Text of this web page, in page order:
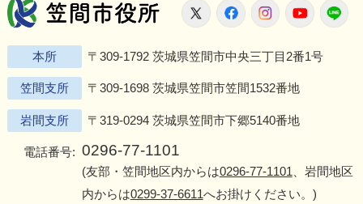
笠間市役所
X FacebookInstagram
本所 〒309-1792 茨城県笠間市中央三丁目2番1号
笠間支所 〒309-1698 茨城県笠間市笠間1532番地
岩間支所 〒319-0294 茨城県笠間市下郷5140番地
電話番号: 0296-77-1101
(友部・笠間地区内からは0296-77-1101 、岩間地区
内からは0299-37-6611へお掛けください。)